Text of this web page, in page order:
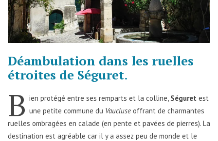
Déambulation dans les ruelles
étroites de Séguret.
B ien protégé entre ses remparts et la colline, Séguret est
une petite commune du Vaucluse offrant de charmantes
ruelles ombragées en calade (en pente et pavées de pierres). La
destination est agréable car il y a assez peu de monde et le